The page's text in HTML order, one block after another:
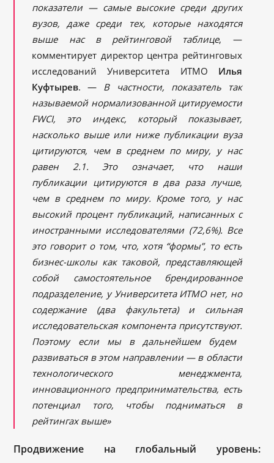
показатели — самые высокие среди других
вузов, даже среди тех, которые находятся
выше нас в рейтинговой таблице, —
комментирует директор центра рейтинговых
исследований Университета ИТМО Илья
Куфтырев. — В частности, показатель так
называемой нормализованной цитируемости
FWCI, это индекс, который показывает,
насколько выше или ниже публикации вуза
цитируются, чем в среднем по миру, у нас
равен 2.1. Это означает, что наши
публикации цитируются в два раза лучше,
чем в среднем по миру. Кроме того, у нас
высокий процент публикаций, написанных с
иностранными исследователями (72,6%). Все
это говорит о том, что, хотя “формы”, то есть
бизнес-школы как таковой, представляющей
собой самостоятельное брендированное
подразделение, у Университета ИТМО нет, но
содержание (два факультета) и сильная
исследовательская компонента присутствуют.
Поэтому если мы в дальнейшем будем
развиваться в этом направлении — в области
технологического менеджмента,
инновационного предпринимательства, есть
потенциал того, чтобы подниматься в
рейтингах выше»
Продвижение на глобальный уровень: